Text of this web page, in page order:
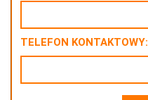
TELEFON KONTAKTOWY: